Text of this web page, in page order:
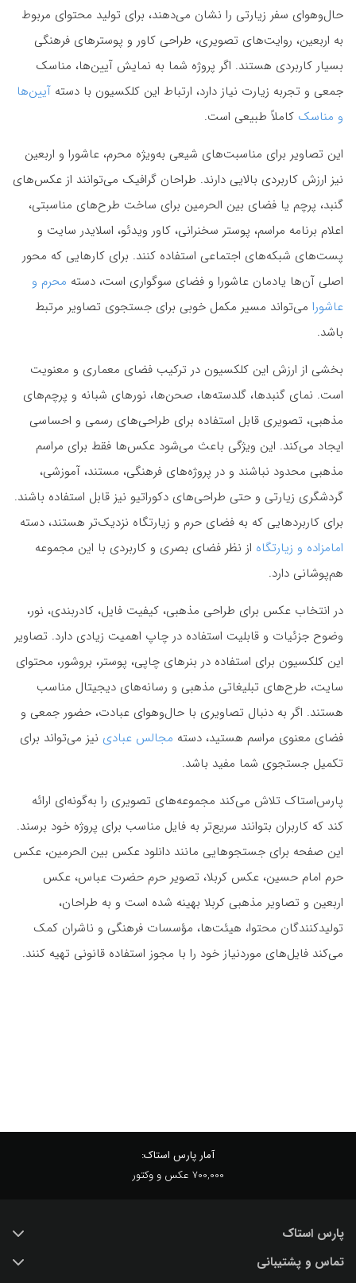
حال‌وهوای سفر زیارتی را نشان می‌دهند، برای تولید محتوای مربوط
به اربعین، روایت‌های تصویری، طراحی کاور و پوسترهای فرهنگی
بسیار کاربردی هستند. اگر پروژه شما به نمایش آیین‌ها، مناسک
جمعی و تجربه زیارت نیاز دارد، ارتباط این کلکسیون با دسته آیین‌ها
و مناسک کاملاً طبیعی است.
این تصاویر برای مناسبت‌های شیعی به‌ویژه محرم، عاشورا و اربعین
نیز ارزش کاربردی بالایی دارند. طراحان گرافیک می‌توانند از عکس‌های
گنبد، پرچم یا فضای بین الحرمین برای ساخت طرح‌های مناسبتی،
اعلام برنامه مراسم، پوستر سخنرانی، کاور ویدئو، اسلایدر سایت و
پست‌های شبکه‌های اجتماعی استفاده کنند. برای کارهایی که محور
اصلی آن‌ها یادمان عاشورا و فضای سوگواری است، دسته محرم و
عاشورا می‌تواند مسیر مکمل خوبی برای جستجوی تصاویر مرتبط
باشد.
بخشی از ارزش این کلکسیون در ترکیب فضای معماری و معنویت
است. نمای گنبدها، گلدسته‌ها، صحن‌ها، نورهای شبانه و پرچم‌های
مذهبی، تصویری قابل استفاده برای طراحی‌های رسمی و احساسی
ایجاد می‌کند. این ویژگی باعث می‌شود عکس‌ها فقط برای مراسم
مذهبی محدود نباشند و در پروژه‌های فرهنگی، مستند، آموزشی،
گردشگری زیارتی و حتی طراحی‌های دکوراتیو نیز قابل استفاده باشند.
برای کاربردهایی که به فضای حرم و زیارتگاه نزدیک‌تر هستند، دسته
امامزاده و زیارتگاه از نظر فضای بصری و کاربردی با این مجموعه
هم‌پوشانی دارد.
در انتخاب عکس برای طراحی مذهبی، کیفیت فایل، کادربندی، نور،
وضوح جزئیات و قابلیت استفاده در چاپ اهمیت زیادی دارد. تصاویر
این کلکسیون برای استفاده در بنرهای چاپی، پوستر، بروشور، محتوای
سایت، طرح‌های تبلیغاتی مذهبی و رسانه‌های دیجیتال مناسب
هستند. اگر به دنبال تصاویری با حال‌وهوای عبادت، حضور جمعی و
فضای معنوی مراسم هستید، دسته مجالس عبادی نیز می‌تواند برای
تکمیل جستجوی شما مفید باشد.
پارس‌استاک تلاش می‌کند مجموعه‌های تصویری را به‌گونه‌ای ارائه
کند که کاربران بتوانند سریع‌تر به فایل مناسب برای پروژه خود برسند.
این صفحه برای جستجوهایی مانند دانلود عکس بین الحرمین، عکس
حرم امام حسین، عکس کربلا، تصویر حرم حضرت عباس، عکس
اربعین و تصاویر مذهبی کربلا بهینه شده است و به طراحان،
تولیدکنندگان محتوا، هیئت‌ها، مؤسسات فرهنگی و ناشران کمک
می‌کند فایل‌های موردنیاز خود را با مجوز استفاده قانونی تهیه کنند.
آمار پارس استاک:
700,000 عکس و وکتور
پارس استاک
خرید عکس با کیفیت
تماس و پشتیبانی